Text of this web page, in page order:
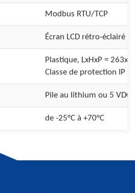
Modbus RTU/TCP
Écran LCD rétro-éclairé
Plastique, LxHxP =
Classe de protection IP
Pile au lithium ou 5 VDC
de -25°C à +70°C